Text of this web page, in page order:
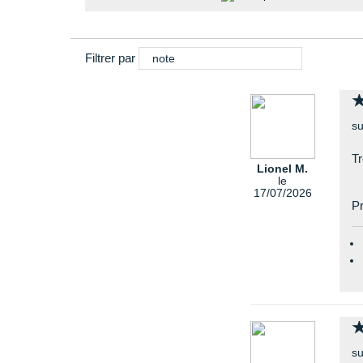
Filtrer par note
Lionel M.
le
17/07/2026